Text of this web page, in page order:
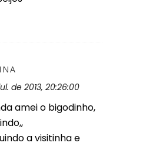
de 2013, 20:26:00
amei o bigodinho,
a visitinha e